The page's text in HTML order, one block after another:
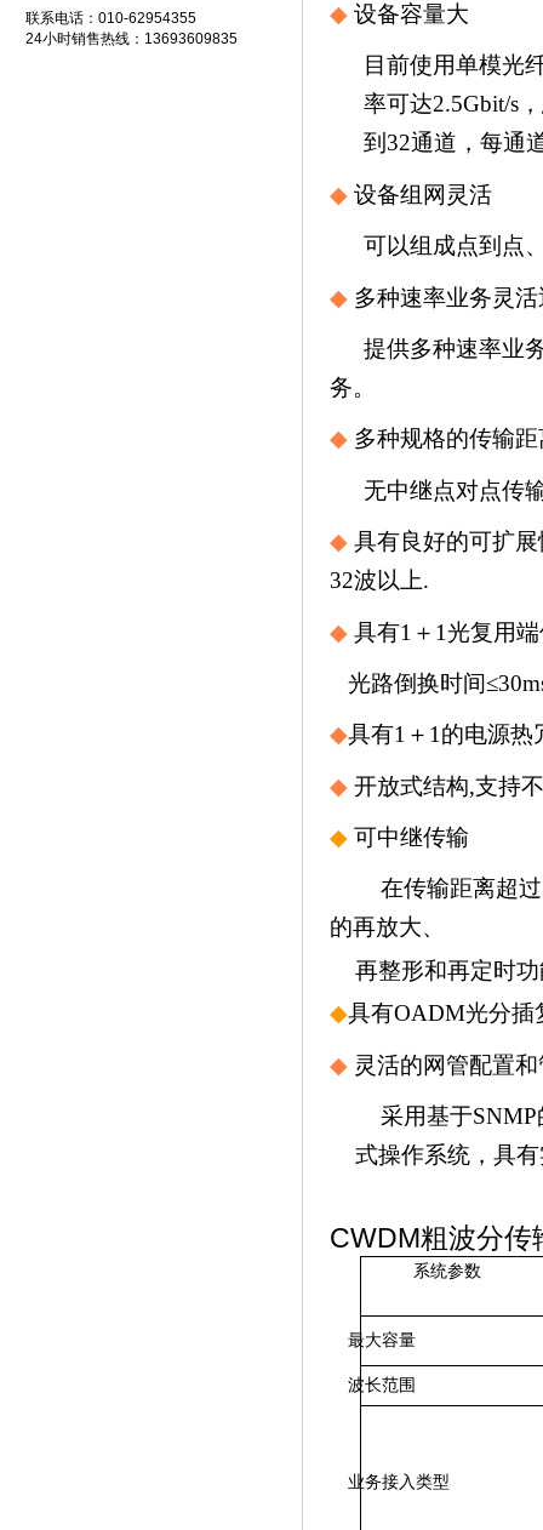
联系电话：010-62954355
24小时销售热线：13693609835
◆ 设备容量大
目前使用单模光
率可达2.5Gbit/s
到 32通道，每通
◆ 设备组网灵活
可以组成点到点
◆ 多种速率业务灵
提供多种速率业
务。
◆ 多种规格的传输距
无中继点对点传
◆ 具有良好的可扩
32波以上.
◆ 具有1 ＋ 1光复用
光路倒换时间≤
◆具有1 ＋ 1的电源热
◆ 开放式结构,支持
◆ 可中继传输
在传输距离超
的再放大、
再整形和再定时
◆具有OADM光分插
◆ 灵活的网管配置
采用基于SNMP
式操作系统，具
CWDM粗波分传
系统参数
最大容量
波长范围
业务接入类型